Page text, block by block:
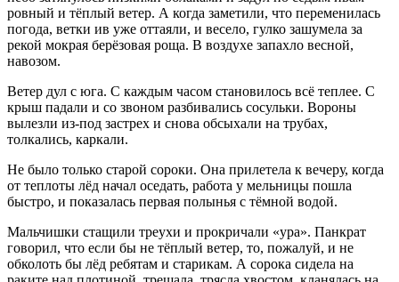
ровный и тёплый ветер. А когда заметили, что переменилась
погода, ветки ив уже оттаяли, и весело, гулко зашумела за
рекой мокрая берёзовая роща. В воздухе запахло весной,
навозом.
Ветер дул с юга. С каждым часом становилось всё теплее. С
крыш падали и со звоном разбивались сосульки. Вороны
вылезли из-под застрех и снова обсыхали на трубах,
толкались, каркали.
Не было только старой сороки. Она прилетела к вечеру, когда
от теплоты лёд начал оседать, работа у мельницы пошла
быстро, и показалась первая полынья с тёмной водой.
Мальчишки стащили треухи и прокричали «ура». Панкрат
говорил, что если бы не тёплый ветер, то, пожалуй, и не
обколоть бы лёд ребятам и старикам. А сорока сидела на